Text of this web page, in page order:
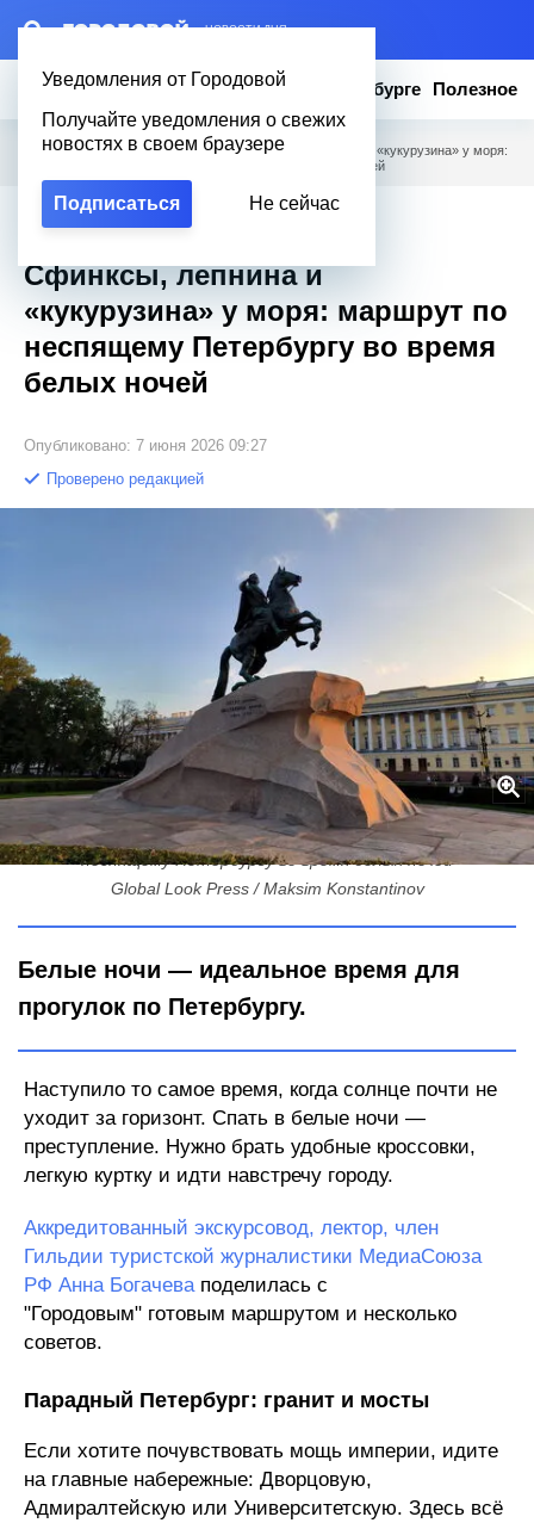
– НОВОСТИ ДНЯ
Уведомления от Городовой
Получайте уведомления о свежих
новостях в своем браузере
Подписаться Не сейчас
Новости Эксклюзив Вопросы о Петербурге Полезное
Городовой Новости Петербурга / Сфинксы, лепнина и «кукурузина» у моря:
маршрут по неспящему Петербургу во время белых ночей
Эксклюзив
Сфинксы, лепнина и
«кукурузина» у моря: маршрут по
неспящему Петербургу во время
белых ночей
Опубликовано: 7 июня 2026 09:27
Проверено редакцией
Сфинксы, лепнина и «кукурузина» у моря: маршрут по
неспящему Петербургу во время белых ночей
Global Look Press / Maksim Konstantinov
Белые ночи — идеальное время для
прогулок по Петербургу.
Наступило то самое время, когда солнце почти не
уходит за горизонт. Спать в белые ночи —
преступление. Нужно брать удобные кроссовки,
легкую куртку и идти навстречу городу.
Аккредитованный экскурсовод, лектор, член
Гильдии туристской журналистики МедиаСоюза
РФ Анна Богачеваподелилась с
"Городовым" готовым маршрутом и несколько
советов.
Парадный Петербург: гранит и мосты
Если хотите почувствовать мощь империи, идите
на главные набережные: Дворцовую,
Адмиралтейскую или Университетскую. Здесь всё